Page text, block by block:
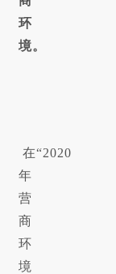
环
境。
在“2020
年
营
商
环
境